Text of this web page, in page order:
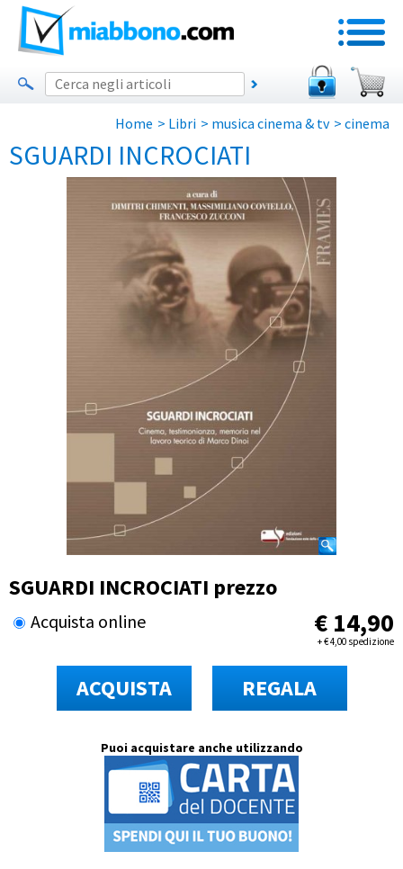
Home > Libri > musica cinema & tv > cinema
SGUARDI INCROCIATI
SGUARDI INCROCIATI prezzo
Acquista online € 14,90
+€4,00 spedizione
ACQUISTA REGALA
Puoi acquistare anche utilizzando